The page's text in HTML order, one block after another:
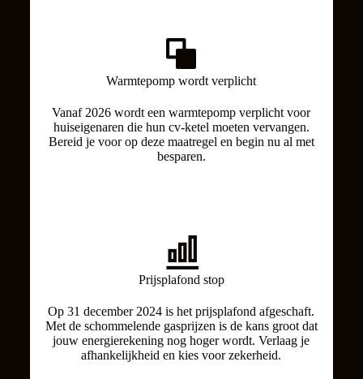
Warmtepomp wordt verplicht
Vanaf 2026 wordt een warmtepomp verplicht voor
huiseigenaren die hun cv-ketel moeten vervangen.
Bereid je voor op deze maatregel en begin nu al met
besparen.
Prijsplafond stop
Op 31 december 2024 is het prijsplafond afgeschaft.
Met de schommelende gasprijzen is de kans groot dat
jouw energierekening nog hoger wordt. Verlaag je
afhankelijkheid en kies voor zekerheid.